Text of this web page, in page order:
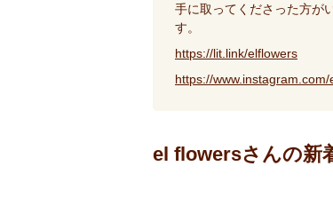
手に取ってくださった方が
す。
https://lit.link/elflowers
https://
el flowersさんの新